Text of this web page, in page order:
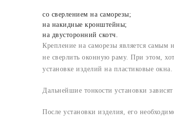
со сверлением на саморезы;
на накидные кронштейны;
на двусторонний скотч.
Крепление на саморезы является самым
не сверлить оконную раму. При этом,
установке изделий на пластиковые окна.
Дальнейшие тонкости установки
После установки изделия, его